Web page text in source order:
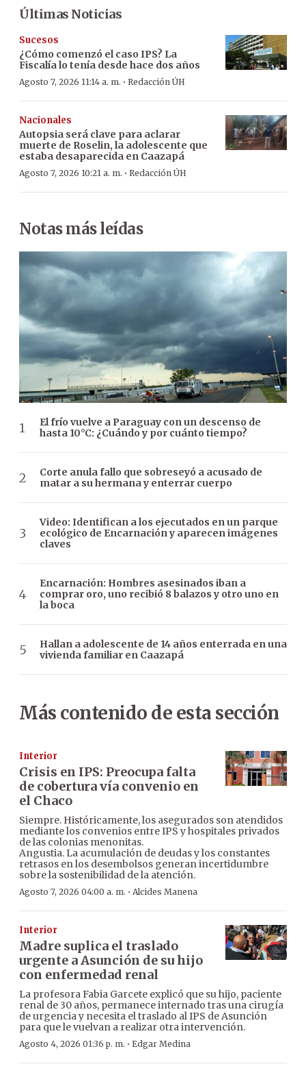
Últimas Noticias
Sucesos
¿Cómo comenzó el caso IPS? La
Fiscalía lo tenía desde hace dos años
Agosto 7, 2026 11:14 a. m. · Redacción ÚH
Nacionales
Autopsia será clave para aclarar
muerte de Roselin, la adolescente que
estaba desaparecida en Caazapá
Agosto 7, 2026 10:21 a. m. · Redacción ÚH
Notas más leídas
El frío vuelve a Paraguay con un descenso de
hasta 10°C: ¿Cuándo y por cuánto tiempo?
Corte anula fallo que sobreseyó a acusado de
matar a su hermana y enterrar cuerpo
Video: Identifican a los ejecutados en un parque
ecológico de Encarnación y aparecen imágenes
claves
Encarnación: Hombres asesinados iban a
comprar oro, uno recibió 8 balazos y otro uno en
la boca
Hallan a adolescente de 14 años enterrada en una
vivienda familiar en Caazapá
Más contenido de esta sección
Interior
Crisis en IPS: Preocupa falta
de cobertura vía convenio en
el Chaco
Siempre. Históricamente, los asegurados son atendidos
mediante los convenios entre IPS y hospitales privados
de las colonias menonitas.
Angustia. La acumulación de deudas y los constantes
retrasos en los desembolsos generan incertidumbre
sobre la sostenibilidad de la atención.
Agosto 7, 2026 04:00 a. m. · Alcides Manena
Interior
Madre suplica el traslado
urgente a Asunción de su hijo
con enfermedad renal
La profesora Fabia Garcete explicó que su hijo, paciente
renal de 30 años, permanece internado tras una cirugía
de urgencia y necesita el traslado al IPS de Asunción
para que le vuelvan a realizar otra intervención.
Agosto 4, 2026 01:36 p. m. · Edgar Medina